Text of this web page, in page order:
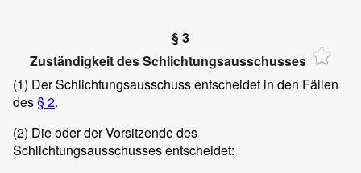
§ 3
Zuständigkeit des Schlichtungsausschusses
(1) Der Schlichtungsausschuss entscheidet in den Fällen
des§ 2.
(2) Die oder der Vorsitzende des
Schlichtungsausschusses entscheidet: